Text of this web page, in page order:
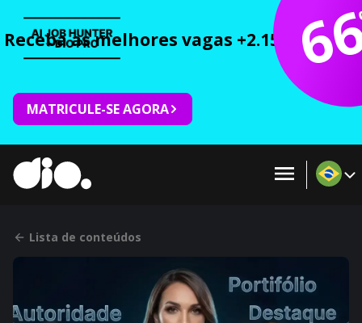
Receba as melhores vagas +2.150 cursos
MATRICULE-SE AGORA
Lista de conteúdos